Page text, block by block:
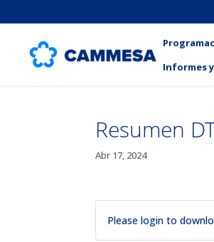
Informes
Resumen
Abr 17, 2024
Please login to